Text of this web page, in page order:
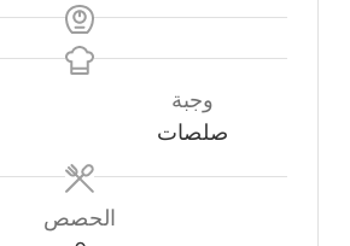
وجبة
صلصات
الحصص